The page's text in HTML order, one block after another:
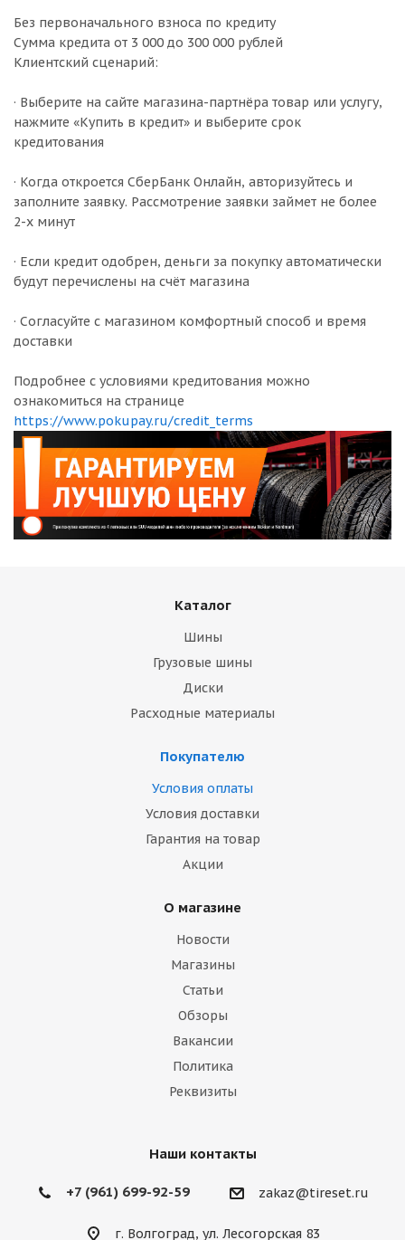
Без первоначального взноса по кредиту
Сумма кредита от 3 000 до 300 000 рублей
Клиентский сценарий:
· Выберите на сайте магазина-партнёра товар или услугу,
нажмите «Купить в кредит» и выберите срок
кредитования
· Когда откроется СберБанк Онлайн, авторизуйтесь и
заполните заявку. Рассмотрение заявки займет не более
2-х минут
· Если кредит одобрен, деньги за покупку автоматически
будут перечислены на счёт магазина
· Согласуйте с магазином комфортный способ и время
доставки
Подробнее с условиями кредитования можно
ознакомиться на странице
https://www.pokupay.ru/credit_terms
Каталог
Шины
Грузовые шины
Диски
Расходные материалы
Покупателю
Условия оплаты
Условия доставки
Гарантия на товар
Акции
О магазине
Новости
Магазины
Статьи
Обзоры
Вакансии
Политика
Реквизиты
Наши контакты
+7 (961) 699-92-59 zakaz@tireset.ru
г. Волгоград, ул. Лесогорская 83